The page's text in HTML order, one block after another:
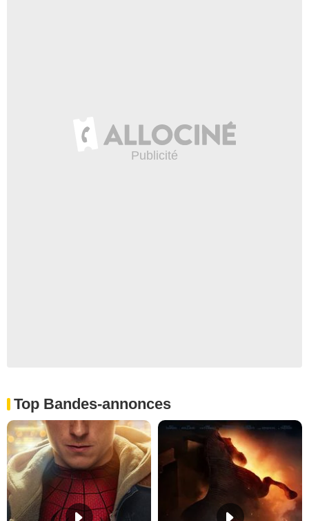
Top Bandes-annonces